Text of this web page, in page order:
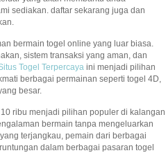
sediakan. daftar sekarang juga dan
bermain togel online yang luar biasa.
sistem transaksi yang aman, dan
Togel Terpercaya ini menjadi pilihan
berbagai permainan seperti togel 4D,
besar.
ribu menjadi pilihan populer di kalangan
bermain tanpa mengeluarkan
terjangkau, pemain dari berbagai
dalam berbagai pasaran togel